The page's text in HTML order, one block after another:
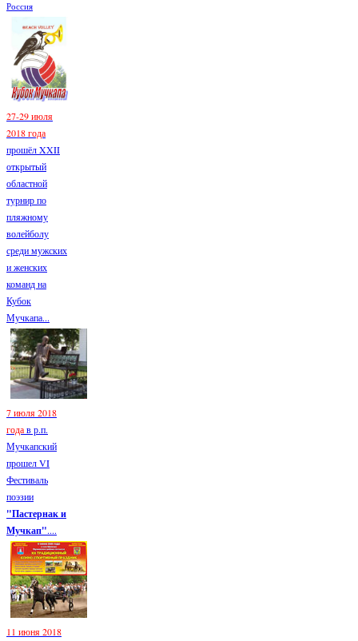
Россия
27-29 июля
2018 года
прошёл XXII
открытый
областной
турнир по
пляжному
волейболу
среди мужских
и женских
команд на
Кубок
Мучкапа...
7 июля 2018
годав р.п.
Мучкапский
прошел VI
Фестиваль
поэзии
"Пастернак и
Мучкап"....
11 июня 2018